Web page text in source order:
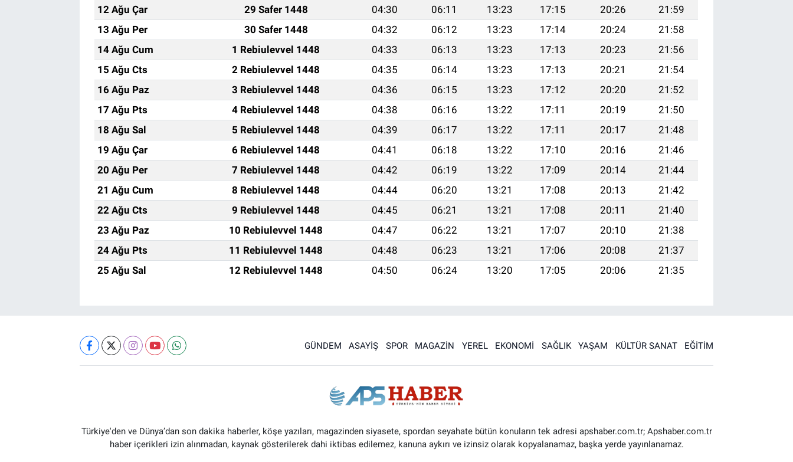
12 Ağu Çar
29 Safer 1448 04:30 06:11 13:23 17:15 20:26
21:59
13 Ağu Per
30 Safer 1448 04:32 06:12 13:23 17:14 20:24
21:58
14 Ağu Cum
1 Rebiulevvel 1448 04:33 06:13 13:23 17:13 20:23
21:56
15 Ağu Cts
2 Rebiulevvel 1448 04:35 06:14 13:23 17:13 20:21
21:54
16 Ağu Paz
3 Rebiulevvel 1448 04:36 06:15 13:23 17:12 20:20
21:52
17 Ağu Pts
4 Rebiulevvel 1448 04:38 06:16 13:22 17:11 20:19
21:50
18 Ağu Sal
5 Rebiulevvel 1448 04:39 06:17 13:22 17:11 20:17
21:48
19 Ağu Çar
6 Rebiulevvel 1448 04:41 06:18 13:22 17:10 20:16
21:46
20 Ağu Per
7 Rebiulevvel 1448 04:42 06:19 13:22 17:09 20:14
21:44
21 Ağu Cum
8 Rebiulevvel 1448 04:44 06:20 13:21 17:08 20:13
21:42
22 Ağu Cts
9 Rebiulevvel 1448 04:45 06:21 13:21 17:08 20:11
21:40
23 Ağu Paz
10 Rebiulevvel 1448 04:47 06:22 13:21 17:07 20:10
21:38
24 Ağu Pts
11 Rebiulevvel 1448 04:48 06:23 13:21 17:06 20:08
21:37
25 Ağu Sal
12 Rebiulevvel 1448 04:50 06:24 13:20 17:05 20:06 21:35
GÜNDEM ASAYİŞ SPOR MAGAZİN YEREL EKONOMİ SAĞLIK YAŞAM KÜLTÜR SANAT EĞİTİM
Türkiye'den ve Dünya’dan son dakika haberler, köşe yazıları, magazinden siyasete, spordan seyahate bütün konuların tek adresi apshaber.com.tr; Apshaber.com.tr
haber içerikleri izin alınmadan, kaynak gösterilerek dahi iktibas edilemez, kanuna aykırı ve izinsiz olarak kopyalanamaz, başka yerde yayınlanamaz.